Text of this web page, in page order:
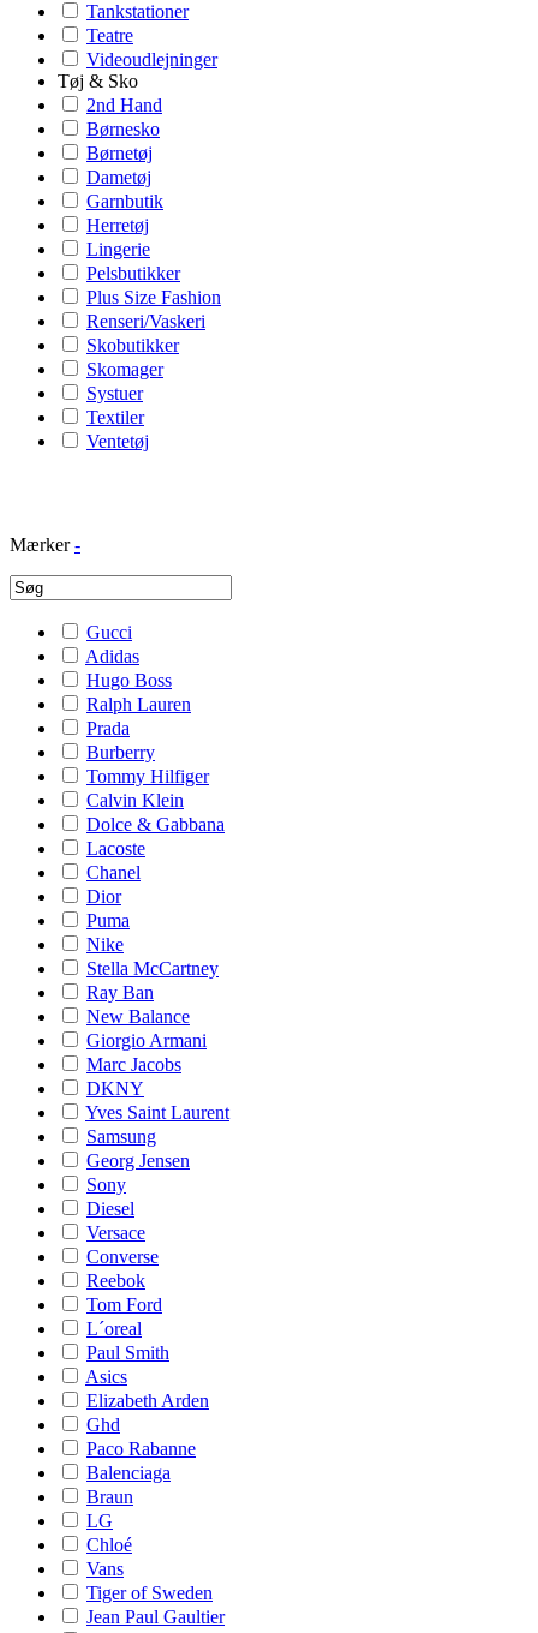
Tankstationer
Teatre
Videoudlejninger
Tøj & Sko
2nd Hand
Børnesko
Børnetøj
Dametøj
Garnbutik
Herretøj
Lingerie
Pelsbutikker
Plus Size Fashion
Renseri/Vaskeri
Skobutikker
Skomager
Systuer
Textiler
Ventetøj
Mærker -
Gucci
Adidas
Hugo Boss
Ralph Lauren
Prada
Burberry
Tommy Hilfiger
Calvin Klein
Dolce & Gabbana
Lacoste
Chanel
Dior
Puma
Nike
Stella McCartney
Ray Ban
New Balance
Giorgio Armani
Marc Jacobs
DKNY
Yves Saint Laurent
Samsung
Georg Jensen
Sony
Diesel
Versace
Converse
Reebok
Tom Ford
L´oreal
Paul Smith
Asics
Elizabeth Arden
Ghd
Paco Rabanne
Balenciaga
Braun
LG
Chloé
Vans
Tiger of Sweden
Jean Paul Gaultier